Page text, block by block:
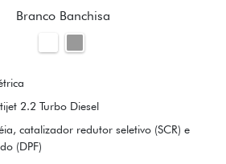
Branco Banchisa
2.2 Turbo Diesel
catalizador redutor seletivo (SCR) e
(DPF)